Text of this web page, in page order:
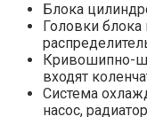
Блока
Головки
Кривошипно-
входят
Система
насос,